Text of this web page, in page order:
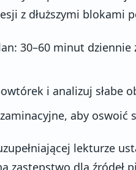
z dłuższymi blokami
30–60 minut
i analizuj słabe
aby oswoić
lekturze
zastępstwo dla źródeł